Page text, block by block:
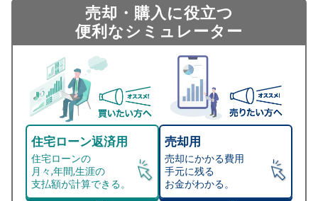
売却・購入に役立つ
便利なシミュレーター
住宅ローン返済用
住宅ローンの
月々,年間,生涯の
支払額が計算できる。
売却用
売却にかかる費用
手元に残る
お金がわかる。